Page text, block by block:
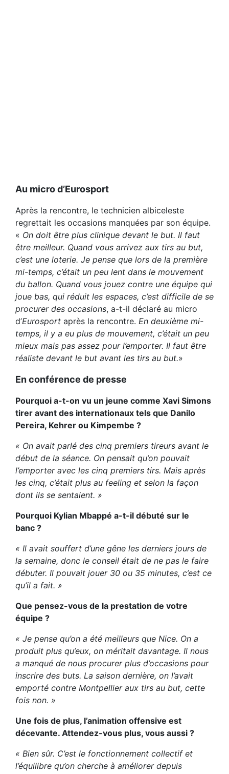
Au micro d’Eurosport
Après la rencontre, le technicien albiceleste
regrettait les occasions manquées par son équipe.
« On doit être plus clinique devant le but. Il faut
être meilleur. Quand vous arrivez aux tirs au but,
c’est une loterie. Je pense que lors de la première
mi-temps, c’était un peu lent dans le mouvement
du ballon. Quand vous jouez contre une équipe qui
joue bas, qui réduit les espaces, c’est difficile de se
procurer des occasions, a-t-il déclaré au micro
d’Eurosport après la rencontre. En deuxième mi-
temps, il y a eu plus de mouvement, c’était un peu
mieux mais pas assez pour l’emporter. Il faut être
réaliste devant le but avant les tirs au but.»
En conférence de presse
Pourquoi a-t-on vu un jeune comme Xavi Simons
tirer avant des internationaux tels que Danilo
Pereira, Kehrer ou Kimpembe ?
« On avait parlé des cinq premiers tireurs avant le
début de la séance. On pensait qu’on pouvait
l’emporter avec les cinq premiers tirs. Mais après
les cinq, c’était plus au feeling et selon la façon
dont ils se sentaient. »
Pourquoi Kylian Mbappé a-t-il débuté sur le
banc ?
« Il avait souffert d’une gêne les derniers jours de
la semaine, donc le conseil était de ne pas le faire
débuter. Il pouvait jouer 30 ou 35 minutes, c’est ce
qu’il a fait. »
Que pensez-vous de la prestation de votre
équipe ?
« Je pense qu’on a été meilleurs que Nice. On a
produit plus qu’eux, on méritait davantage. Il nous
a manqué de nous procurer plus d’occasions pour
inscrire des buts. La saison dernière, on l’avait
emporté contre Montpellier aux tirs au but, cette
fois non. »
Une fois de plus, l’animation offensive est
décevante. Attendez-vous plus, vous aussi ?
« Bien sûr. C’est le fonctionnement collectif et
l’équilibre qu’on cherche à améliorer depuis